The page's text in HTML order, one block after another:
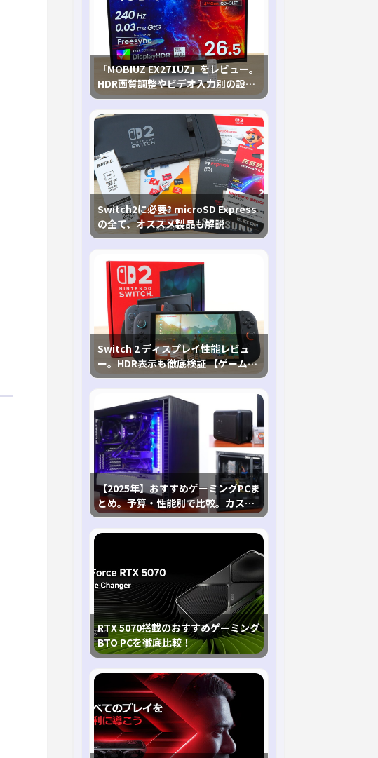
「MOBIUZ EX271UZ」をレビュー。
HDR画質調整やビデオ入力別の設定
が可能な4K有機ELゲーミングモニタ
を徹底検証
Switch2に必要? microSD Express
の全て、オススメ製品も解説
Switch 2 ディスプレイ性能レビュ
ー。HDR表示も徹底検証 【ゲームに
おけるHDRの未来を切り開く1台！】
【2025年】おすすめゲーミングPCま
とめ。予算・性能別で比較。カスタ
マイズ指南も
RTX 5070搭載のおすすめゲーミング
BTO PCを徹底比較！